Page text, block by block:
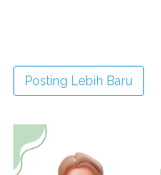
Posting Lebih Baru